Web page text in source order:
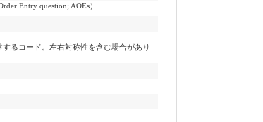
Entry question; AOEs）
るコード。左右対称性を含む場合があり